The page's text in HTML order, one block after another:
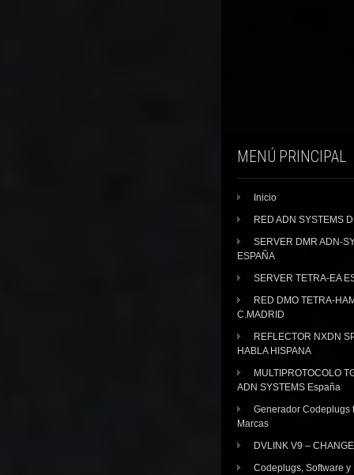
MENÚ PRINCIPAL
Inicio
RED ADN SYSTEMS
SERVER DMR ADN-
ESPAÑA
SERVER TETRA-EA
RED DMO TETRA-
C.MADRID
REFLECTOR NXDN
HABLA HISPANA
MULTIPROTOCOLO
ADN SYSTEMS España
Generador Codeplugs
Marcas
DVLINK V9 –
Codeplugs, Software y